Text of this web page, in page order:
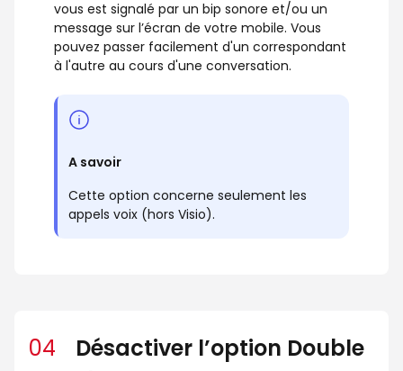
vous est signalé par un bip sonore et/ou un
message sur l’écran de votre mobile. Vous
pouvez passer facilement d'un correspondant
à l'autre au cours d'une conversation.
A savoir
Cette option concerne seulement les
appels voix (hors Visio).
04
Désactiver l’option Double